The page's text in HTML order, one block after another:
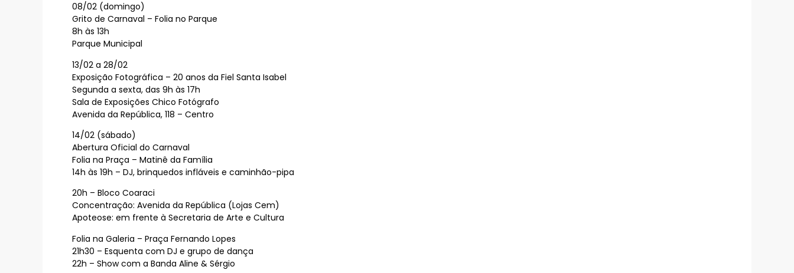
08/02 (domingo)
Grito de Carnaval – Folia no Parque
8h às 13h
Parque Municipal
13/02 a 28/02
Exposição Fotográfica – 20 anos da Fiel Santa Isabel
Segunda a sexta, das 9h às 17h
Sala de Exposições Chico Fotógrafo
Avenida da República, 118 – Centro
14/02 (sábado)
Abertura Oficial do Carnaval
Folia na Praça – Matinê da Família
14h às 19h – DJ, brinquedos infláveis e caminhão-pipa
20h – Bloco Coaraci
Concentração: Avenida da República (Lojas Cem)
Apoteose: em frente à Secretaria de Arte e Cultura
Folia na Galeria – Praça Fernando Lopes
21h30 – Esquenta com DJ e grupo de dança
22h – Show com a Banda Aline & Sérgio